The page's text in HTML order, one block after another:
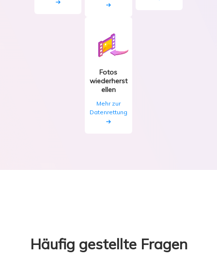
Fotos
wiederherst
ellen
Mehr zur
Datenrettung
Häufig gestellte Fragen